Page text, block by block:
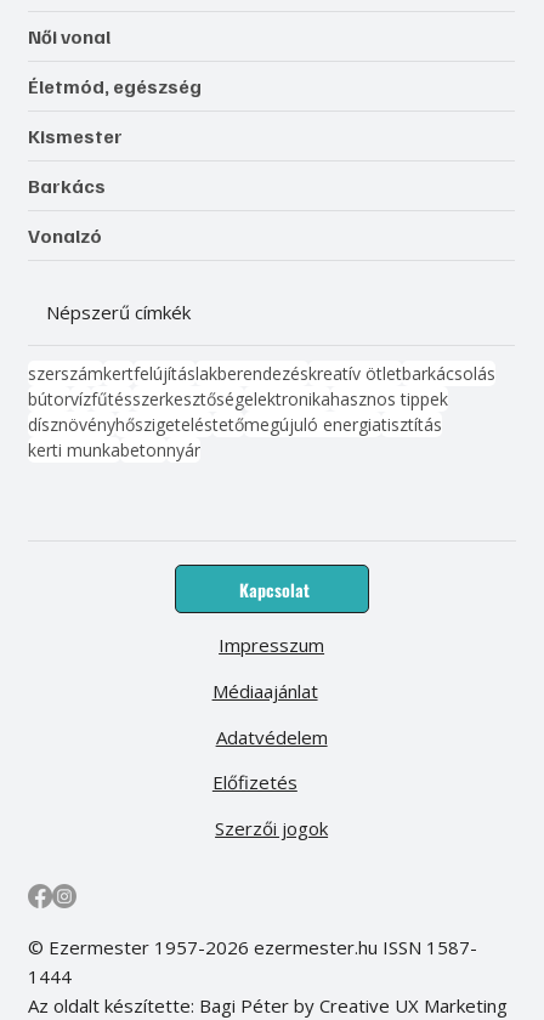
Női vonal
Életmód, egészség
Kismester
Barkács
Vonalzó
Népszerű címkék
szerszámkertfelújításlakberendezéskreatív ötletbarkácsolás
bútorvízfűtésszerkesztőségelektronikahasznos tippek
dísznövényhőszigeteléstetőmegújuló energiatisztítás
kerti munkabetonnyár
Kapcsolat
Médiaajánlat
Előfizetés
Impresszum
Adatvédelem
Szerzői jogok
© Ezermester 1957-2026 ezermester.hu ISSN 1587-
1444
Az oldalt készítette: Bagi Péter by Creative UX Marketing